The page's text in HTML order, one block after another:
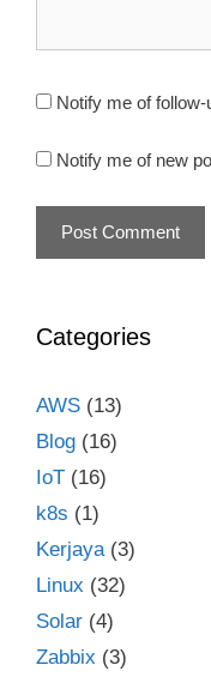
Notify me of
Notify me of new
Categories
AWS (13)
Blog (16)
IoT (16)
k8s (1)
Kerjaya (3)
Linux (32)
Solar (4)
Zabbix (3)